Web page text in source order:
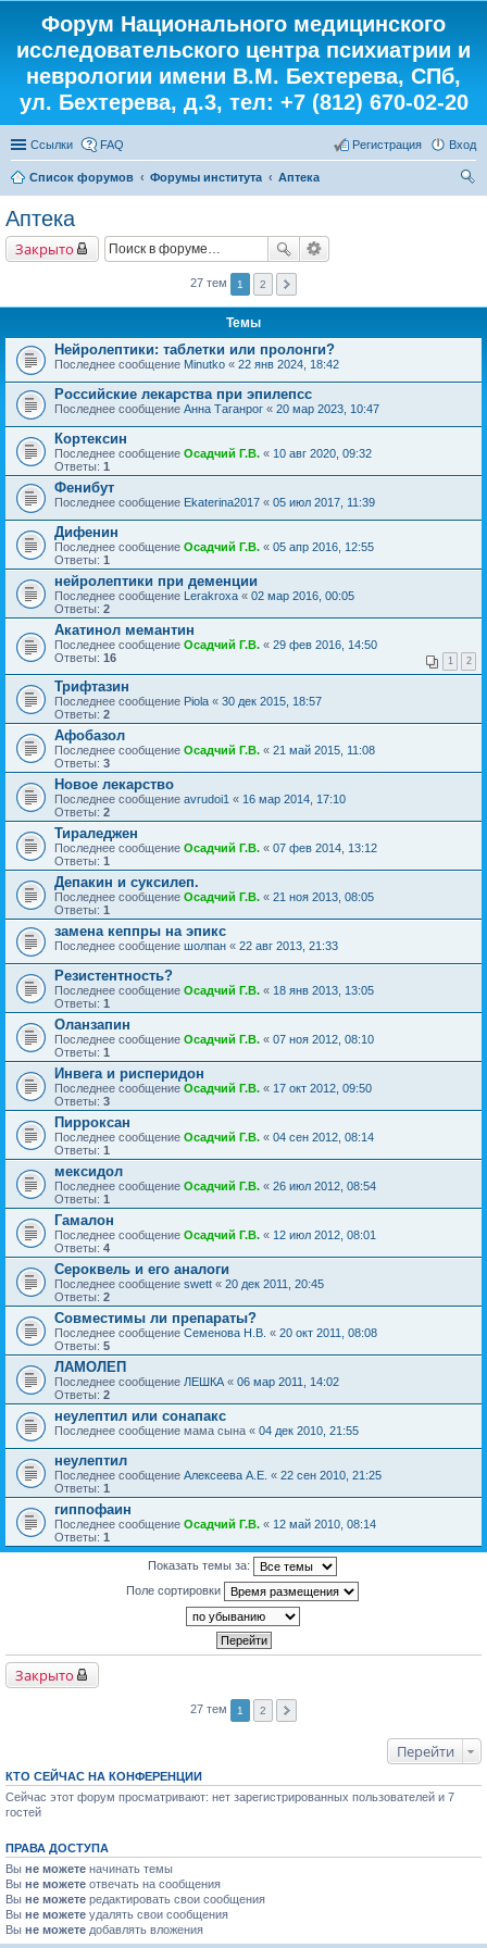
Форум Национального медицинского
исследовательского центра психиатрии и
неврологии имени В.М. Бехтерева, СПб,
ул. Бехтерева, д.3, тел: +7 (812) 670-02-20
Ссылки FAQ Вход
Регистрация
Список форумов Форумы института
Аптека
Аптека
Закрыто
27 тем 1 2
Темы
Нейролептики: таблетки или пролонги?
Последнее сообщение Minutko « 22 янв 2024, 18:42
Российские лекарства при эпилепсс
Последнее сообщение Анна Таганрог « 20 мар 2023, 10:47
Кортексин
Последнее сообщение Осадчий Г.В. « 10 авг 2020, 09:32
Ответы: 1
Фенибут
Последнее сообщение Ekaterina2017 « 05 июл 2017, 11:39
Дифенин
Последнее сообщение Осадчий Г.В. « 05 апр 2016, 12:55
Ответы: 1
нейролептики при деменции
Последнее сообщение Lerakroxa « 02 мар 2016, 00:05
Ответы: 2
Акатинол мемантин
Последнее сообщение Осадчий Г.В. « 29 фев 2016, 14:50
Ответы: 16 1 2
Трифтазин
Последнее сообщение Piola « 30 дек 2015, 18:57
Ответы: 2
Афобазол
Последнее сообщение Осадчий Г.В. « 21 май 2015, 11:08
Ответы: 3
Новое лекарство
Последнее сообщение avrudoi1 « 16 мар 2014, 17:10
Ответы: 2
Тираледжен
Последнее сообщение Осадчий Г.В. « 07 фев 2014, 13:12
Ответы: 1
Депакин и суксилеп.
Последнее сообщение Осадчий Г.В. « 21 ноя 2013, 08:05
Ответы: 1
замена кеппры на эпикс
Последнее сообщение шолпан « 22 авг 2013, 21:33
Резистентность?
Последнее сообщение Осадчий Г.В. « 18 янв 2013, 13:05
Ответы: 1
Оланзапин
Последнее сообщение Осадчий Г.В. « 07 ноя 2012, 08:10
Ответы: 1
Инвега и рисперидон
Последнее сообщение Осадчий Г.В. « 17 окт 2012, 09:50
Ответы: 3
Пирроксан
Последнее сообщение Осадчий Г.В. « 04 сен 2012, 08:14
Ответы: 1
мексидол
Последнее сообщение Осадчий Г.В. « 26 июл 2012, 08:54
Ответы: 1
Гамалон
Последнее сообщение Осадчий Г.В. « 12 июл 2012, 08:01
Ответы: 4
Сероквель и его аналоги
Последнее сообщение swett « 20 дек 2011, 20:45
Ответы: 2
Совместимы ли препараты?
Последнее сообщение Семенова Н.В. « 20 окт 2011, 08:08
Ответы: 5
ЛАМОЛЕП
Последнее сообщение ЛЕШКА « 06 мар 2011, 14:02
Ответы: 2
неулептил или сонапакс
Последнее сообщение мама сына « 04 дек 2010, 21:55
неулептил
Последнее сообщение Алексеева А.Е. « 22 сен 2010, 21:25
Ответы: 1
гиппофаин
Последнее сообщение Осадчий Г.В. « 12 май 2010, 08:14
Ответы: 1
Показать темы за:
Поле сортировки
Закрыто
27 тем 1 2
Перейти
КТО СЕЙЧАС НА КОНФЕРЕНЦИИ
Сейчас этот форум просматривают: нет зарегистрированных пользователей и 7
гостей
ПРАВА ДОСТУПА
Вы не можете начинать темы
Вы не можете отвечать на сообщения
Вы не можете редактировать свои сообщения
Вы не можете удалять свои сообщения
Вы не можете добавлять вложения